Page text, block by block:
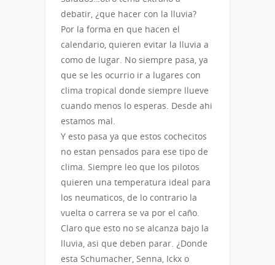
debatir, ¿que hacer con la lluvia?
Por la forma en que hacen el
calendario, quieren evitar la lluvia a
como de lugar. No siempre pasa, ya
que se les ocurrio ir a lugares con
clima tropical donde siempre llueve
cuando menos lo esperas. Desde ahi
estamos mal.
Y esto pasa ya que estos cochecitos
no estan pensados para ese tipo de
clima. Siempre leo que los pilotos
quieren una temperatura ideal para
los neumaticos, de lo contrario la
vuelta o carrera se va por el caño.
Claro que esto no se alcanza bajo la
lluvia, asi que deben parar. ¿Donde
esta Schumacher, Senna, Ickx o